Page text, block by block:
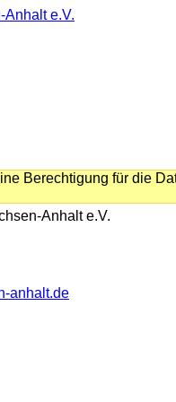
Berechtigung für die
Anhalt e.V.
anhalt.de